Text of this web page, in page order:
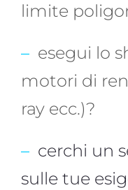
limite
– esegui lo
motori di
ray ecc.)?
– cerchi un
sulle tue